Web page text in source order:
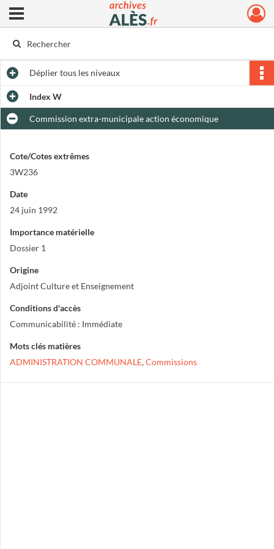
Archives municipales d'Alès
Ouvrir le menu déroulant
Dépliertous les niveaux
Index W
Commission extra-municipale action économique
Cote/Cotes extrêmes
3W236
Date
24 juin 1992
Importance matérielle
Dossier 1
Origine
Adjoint Culture et Enseignement
Conditions d'accès
Communicabilité : Immédiate
Mots clés matières
ADMINISTRATION COMMUNALE,Commissions